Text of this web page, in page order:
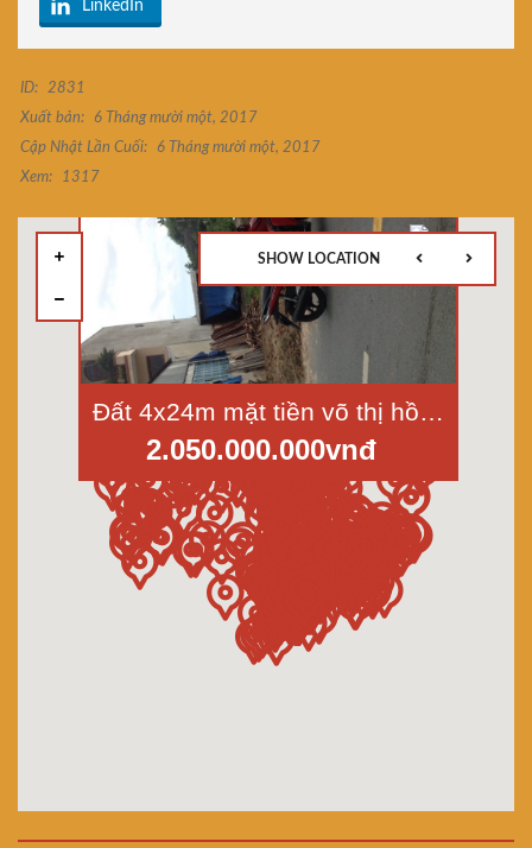
LinkedIn
ID:
2831
Xuất bản:
6 Tháng mười một, 2017
Cập Nhật Lần Cuối:
6 Tháng mười một, 2017
Xem:
1317
Đất 4x24m mặt tiền võ thị hồi – Xuân Thới Sơn, Hóc Môn 2.05tỷ
2.050.000.000vnđ
SHOW LOCATION